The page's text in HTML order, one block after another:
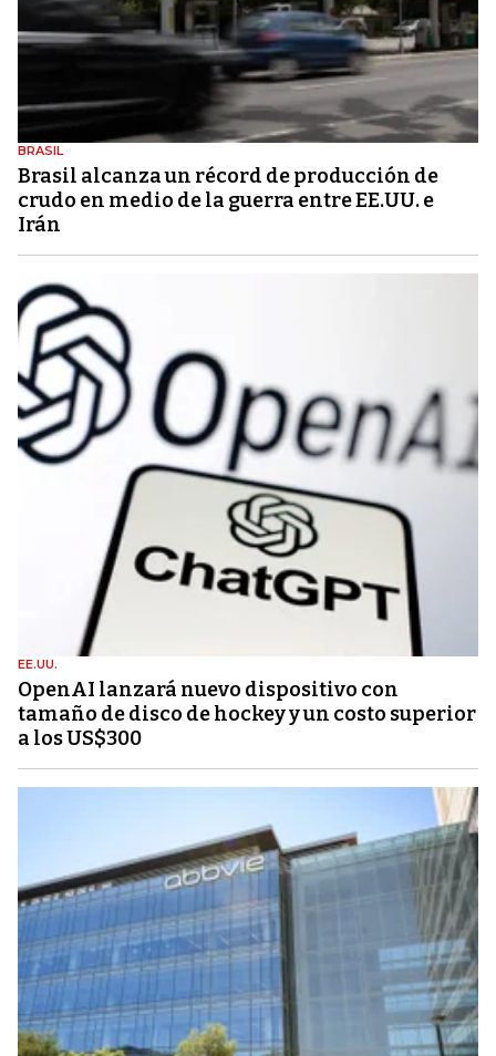
BRASIL
Brasil alcanza un récord de producción de
crudo en medio de la guerra entre EE.UU. e
Irán
EE.UU.
OpenAI lanzará nuevo dispositivo con
tamaño de disco de hockey y un costo superior
a los US$300